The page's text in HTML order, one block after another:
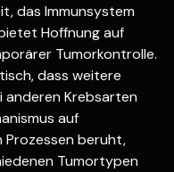
das Immunsystem
Hoffnung auf
Tumorkontrolle.
dass weitere
anderen Krebsarten
auf
Prozessen beruht,
Tumortypen